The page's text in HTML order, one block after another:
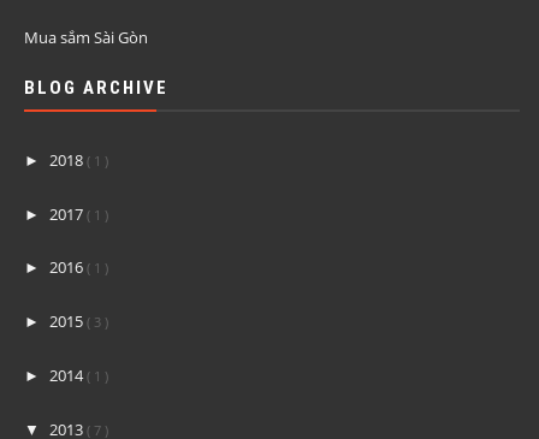
Mua sắm Sài Gòn
BLOG ARCHIVE
► 2018 ( 1 )
► 2017 ( 1 )
► 2016 ( 1 )
► 2015 ( 3 )
► 2014( 1 )
▼ 2013 ( 7 )